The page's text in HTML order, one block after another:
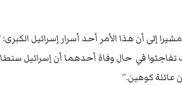
إلى أن هذا الأمر أحد أسرار إسرائيل
في حال وفاة أحدهما أن إسرائيل
كوهين.”